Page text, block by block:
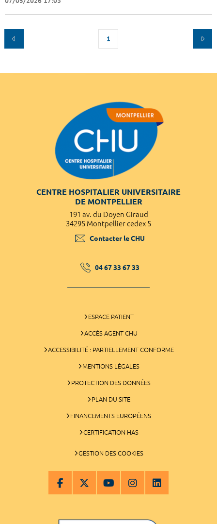
1
CENTRE HOSPITALIER UNIVERSITAIRE
DE MONTPELLIER
191 av. du Doyen Giraud
34295 Montpellier cedex 5
Contacter le CHU
04 67 33 67 33
ESPACE PATIENT
ACCÈS AGENT CHU
ACCESSIBILITÉ : PARTIELLEMENT CONFORME
MENTIONS LÉGALES
PROTECTION DES DONNÉES
PLAN DU SITE
FINANCEMENTS EUROPÉENS
CERTIFICATION HAS
GESTION DES COOKIES